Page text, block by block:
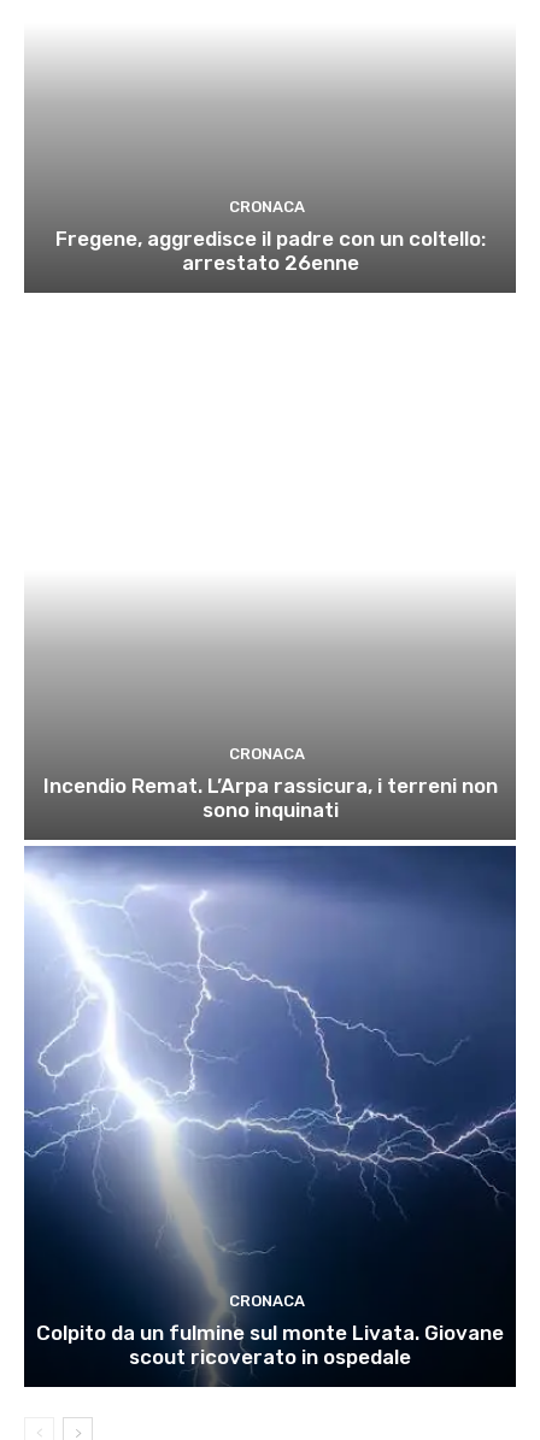
CRONACA
Fregene, aggredisce il padre con un coltello:
arrestato 26enne
CRONACA
Incendio Remat. L’Arpa rassicura, i terreni non
sono inquinati
CRONACA
Colpito da un fulmine sul monte Livata. Giovane
scout ricoverato in ospedale